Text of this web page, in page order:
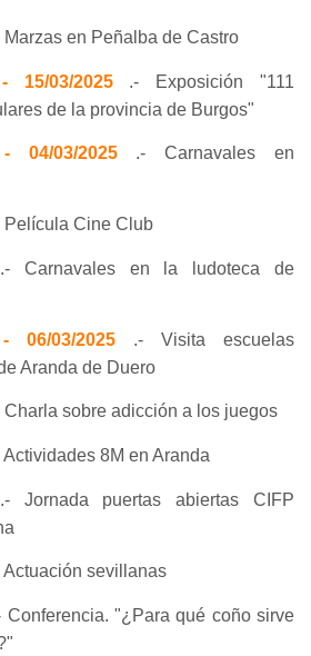
Marzas en Peñalba de Castro
15/03/2025.- Exposición "111
de la provincia de Burgos"
04/03/2025.- Carnavales en
Película Cine Club
Carnavales en la ludoteca de
06/03/2025 .- Visita escuelas
Aranda de Duero
Charla sobre adicción a los juegos
Actividades 8M en Aranda
Jornada puertas abiertas CIFP
Actuación sevillanas
Conferencia. "¿Para qué coño sirve